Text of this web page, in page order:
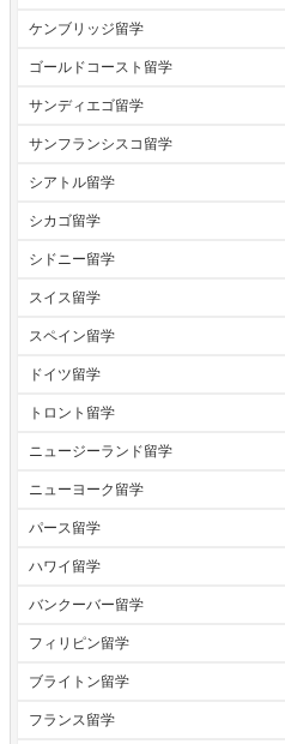
ケンブリッジ留学
ゴールドコースト留学
サンディエゴ留学
サンフランシスコ留学
シアトル留学
シカゴ留学
シドニー留学
スイス留学
スペイン留学
ドイツ留学
トロント留学
ニュージーランド留学
ニューヨーク留学
パース留学
ハワイ留学
バンクーバー留学
フィリピン留学
ブライトン留学
フランス留学